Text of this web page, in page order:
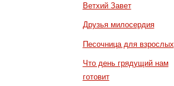
Ветхий Завет
Друзья милосердия
Песочница для взрослых
Что день грядущий нам
готовит